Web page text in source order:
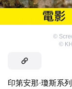
©
©
印第安那·瓊斯系